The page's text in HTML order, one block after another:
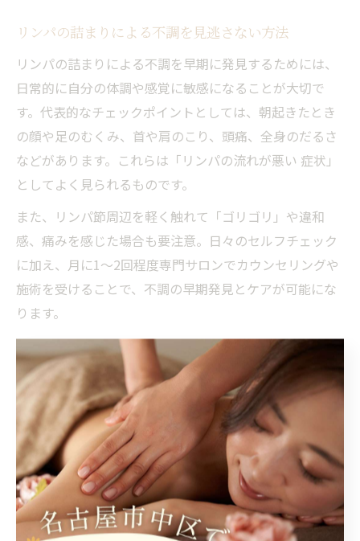
リンパの詰まりによる不調を見逃さない方法
リンパの詰まりによる不調を早期に発見するためには、
日常的に自分の体調や感覚に敏感になることが大切で
す。代表的なチェックポイントとしては、朝起きたとき
の顔や足のむくみ、首や肩のこり、頭痛、全身のだるさ
などがあります。これらは「リンパの流れが悪い 症状」
としてよく見られるものです。
また、リンパ節周辺を軽く触れて「ゴリゴリ」や違和
感、痛みを感じた場合も要注意。日々のセルフチェック
に加え、月に1～2回程度専門サロンでカウンセリングや
施術を受けることで、不調の早期発見とケアが可能にな
ります。
不調を感じたら無理をせず、定期的なケアや生活習慣の
見直しを心がけることが大切です。特に仕事や家事で忙
しい方は、簡単なセルフマッサージやストレッチを取り
入れることで、リンパの詰まりによる不調を予防できま
す。
丸の内でできるリンパ流れ改善習慣を紹介
愛知県名古屋市中区丸の内周辺では、仕事帰りや休日に